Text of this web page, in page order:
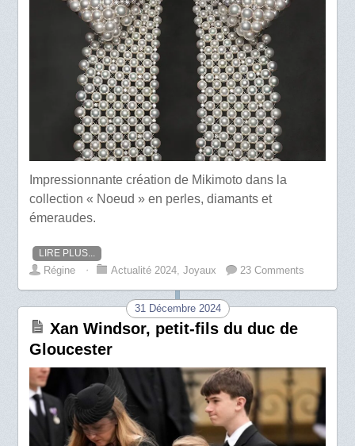
Impressionnante création de Mikimoto dans la
collection « Noeud » en perles, diamants et
émeraudes.
LIRE PLUS...
Régine ⋅ Actualité 2024 ,Joyaux 23 Comments
31 Décembre 2024
Xan Windsor, petit-fils du duc de
Gloucester